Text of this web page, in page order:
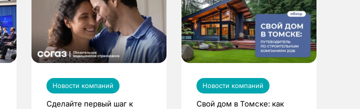
Новости компаний
Сделайте первый шаг к
Новости компаний
Свой дом в Томске: как